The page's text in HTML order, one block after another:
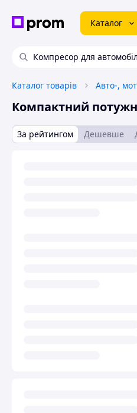
Каталог
Компресор для
Каталог товарів Авто-,
Компактний
За рейтингом Дешевше